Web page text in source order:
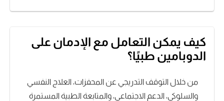
كيف يمكن التعامل مع الإدمان على
الدوبامين طبيًا؟
من خلال التوقف التدريجي عن المحفزات، العلاج النفسي
والسلوكي، الدعم الاجتماعي، والمتابعة الطبية المستمرة